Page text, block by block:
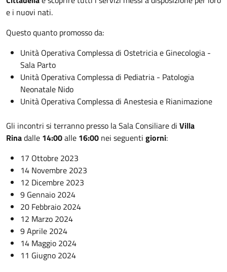
e i nuovi nati.
Questo quanto promosso da:
Unità Operativa Complessa di Ostetricia e Ginecologia -
Sala Parto
Unità Operativa Complessa di Pediatria - Patologia
Neonatale Nido
Unità Operativa Complessa di Anestesia e Rianimazione
Gli incontri si terranno presso la Sala Consiliare di Villa
Rinadalle 14:00alle 16:00 nei seguenti giorni:
17 Ottobre 2023
14 Novembre 2023
12 Dicembre 2023
9 Gennaio 2024
20 Febbraio 2024
12 Marzo 2024
9 Aprile 2024
14 Maggio 2024
11 Giugno 2024